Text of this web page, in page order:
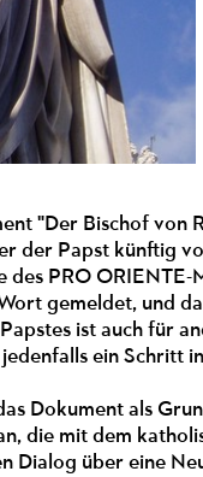
"Der Bischof von
der Papst künftig
PRO ORIENTE-
gemeldet, und
ist auch für
ein Schritt
Dokument als
die mit dem
Dialog über eine